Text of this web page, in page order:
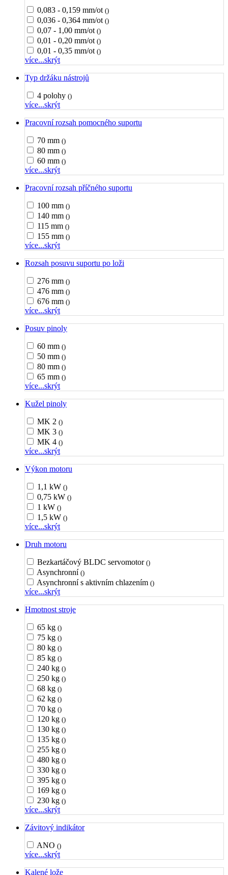
0,083 - 0,159 mm/ot ()
0,036 - 0,364 mm/ot ()
0,07 - 1,00 mm/ot ()
0,01 - 0,20 mm/ot ()
0,01 - 0,35 mm/ot ()
více...skrýt
Typ držáku nástrojů
4 polohy ()
více...skrýt
Pracovní rozsah pomocného suportu
70 mm ()
80 mm ()
60 mm ()
více...skrýt
Pracovní rozsah příčného suportu
100 mm ()
140 mm ()
115 mm ()
155 mm ()
více...skrýt
Rozsah posuvu suportu po loži
276 mm ()
476 mm ()
676 mm ()
více...skrýt
Posuv pinoly
60 mm ()
50 mm ()
80 mm ()
65 mm ()
více...skrýt
Kužel pinoly
MK 2 ()
MK 3 ()
MK 4 ()
více...skrýt
Výkon motoru
1,1 kW ()
0,75 kW ()
1 kW ()
1,5 kW ()
více...skrýt
Druh motoru
Bezkartáčový BLDC servomotor ()
Asynchronní ()
Asynchronní s aktivním chlazením ()
více...skrýt
Hmotnost stroje
65 kg ()
75 kg ()
80 kg ()
85 kg ()
240 kg ()
250 kg ()
68 kg ()
62 kg ()
70 kg ()
120 kg ()
130 kg ()
135 kg ()
255 kg ()
480 kg ()
330 kg ()
395 kg ()
169 kg ()
230 kg ()
více...skrýt
Závitový indikátor
ANO ()
více...skrýt
Kalené lože